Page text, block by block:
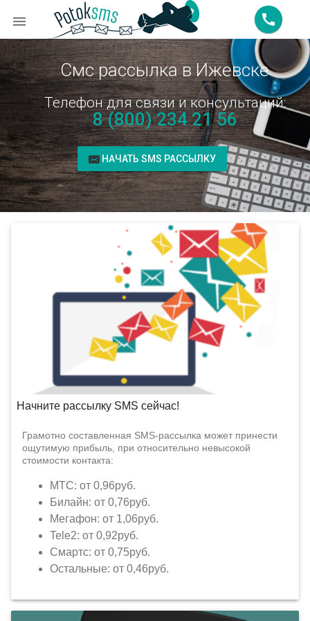
 call
Смс рассылка в Ижевске
Телефон для связи и консультаций:
8 (800) 234 21 56
НАЧАТЬ SMS РАССЫЛКУ
Начните рассылку SMS сейчас!
Грамотно составленная SMS-рассылка может принести
ощутимую прибыль, при относительно невысокой
стоимости контакта:
МТС: от 0,96руб.
Билайн: от 0,76руб.
Мегафон: от 1,06руб.
Tele2: от 0,92руб.
Смартс: от 0,75руб.
Остальные: от 0,46руб.